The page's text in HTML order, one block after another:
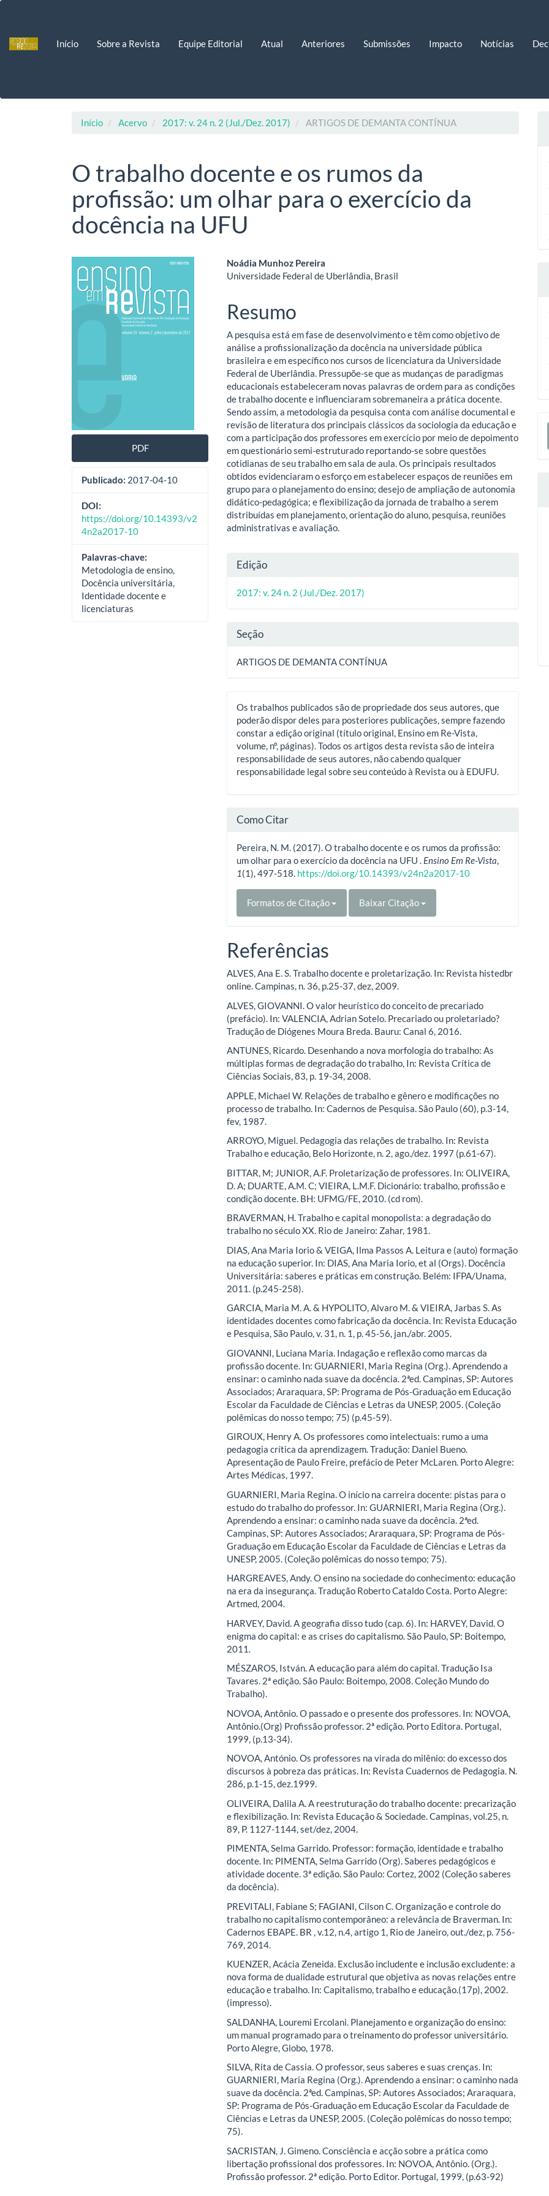
principalInício Sobre a Revista Equipe Editorial Atual Anteriores Submissões Impacto Notícias
Início Acervo 2017: v. 24 n. 2 (Jul./Dez. 2017) ARTIGOS DE DEMANTA CONTÍNUA
O trabalho docente e os rumos da
profissão: um olhar para o exercício da
docência na UFU
Barra
lateral
de
artigos
PDF
Publicado: 2017-04-10
DOI:
https://doi.org/10.14393/v2
4n2a2017-10
Palavras-chave:
Metodologia de ensino,
Docência universitária,
Identidade docente e
licenciaturas
Conteúdo
artigo
principal
Noádia Munhoz Pereira
Universidade Federal de Uberlândia, Brasil
Resumo
A pesquisa está em fase de desenvolvimento e têm como objetivo de
análise a profissionalização da docência na universidade pública
brasileira e em específico nos cursos de licenciatura da Universidade
Federal de Uberlândia. Pressupõe-se que as mudanças de paradigmas
educacionais estabeleceram novas palavras de ordem para as condições
de trabalho docente e influenciaram sobremaneira a prática docente.
Sendo assim, a metodologia da pesquisa conta com análise documental e
revisão de literatura dos principais clássicos da sociologia da educação e
com a participação dos professores em exercício por meio de depoimento
em questionário semi-estruturado reportando-se sobre questões
cotidianas de seu trabalho em sala de aula. Os principais resultados
obtidos evidenciaram o esforço em estabelecer espaços de reuniões em
grupo para o planejamento do ensino; desejo de ampliação de autonomia
didático-pedagógica; e flexibilização da jornada de trabalho a serem
distribuídas em planejamento, orientação do aluno, pesquisa, reuniões
administrativas e avaliação.
Detalhes
do
Edição
2017: v. 24 n. 2 (Jul./Dez. 2017)
Seção
ARTIGOS DE DEMANTA CONTÍNUA
Os trabalhos publicados são de propriedade dos seus autores, que
poderão dispor deles para posteriores publicações, sempre fazendo
constar a edição original (título original, Ensino em Re-Vista,
volume, nº, páginas). Todos os artigos desta revista são de inteira
responsabilidade de seus autores, não cabendo qualquer
responsabilidade legal sobre seu conteúdo à Revista ou à EDUFU.
Como Citar
Pereira, N. M. (2017). O trabalho docente e os rumos da profissão:
um olhar para o exercício da docência na UFU . Ensino Em Re-Vista
1(1), 497-518. https://doi.org/10.14393/v24n2a2017-10
Formatos de Citação Baixar Citação
Referências
ALVES, Ana E. S. Trabalho docente e proletarização. In: Revista histedbr
online. Campinas, n. 36, p.25-37, dez, 2009.
ALVES, GIOVANNI. O valor heurístico do conceito de precariado
(prefácio). In: VALENCIA, Adrian Sotelo. Precariado ou proletariado?
Tradução de Diógenes Moura Breda. Bauru: Canal 6, 2016.
ANTUNES, Ricardo. Desenhando a nova morfologia do trabalho: As
múltiplas formas de degradação do trabalho, In: Revista Crítica de
Ciências Sociais, 83, p. 19-34, 2008.
APPLE, Michael W. Relações de trabalho e gênero e modificações no
processo de trabalho. In: Cadernos de Pesquisa. São Paulo (60), p.3-14,
fev, 1987.
ARROYO, Miguel. Pedagogia das relações de trabalho. In: Revista
Trabalho e educação, Belo Horizonte, n. 2, ago./dez. 1997 (p.61-67).
BITTAR, M; JUNIOR, A.F. Proletarização de professores. In: OLIVEIRA,
D. A; DUARTE, A.M. C; VIEIRA, L.M.F. Dicionário: trabalho, profissão e
condição docente. BH: UFMG/FE, 2010. (cd rom).
BRAVERMAN, H. Trabalho e capital monopolista: a degradação do
trabalho no século XX. Rio de Janeiro: Zahar, 1981.
DIAS, Ana Maria Iorio & VEIGA, Ilma Passos A. Leitura e (auto) formação
na educação superior. In: DIAS, Ana Maria Iorio, et al (Orgs). Docência
Universitária: saberes e práticas em construção. Belém: IFPA/Unama,
2011. (p.245-258).
GARCIA, Maria M. A. & HYPOLITO, Alvaro M. & VIEIRA, Jarbas S. As
identidades docentes como fabricação da docência. In: Revista Educação
e Pesquisa, São Paulo, v. 31, n. 1, p. 45-56, jan./abr. 2005.
GIOVANNI, Luciana Maria. Indagação e reflexão como marcas da
profissão docente. In: GUARNIERI, Maria Regina (Org.). Aprendendo a
ensinar: o caminho nada suave da docência. 2ªed. Campinas, SP: Autores
Associados; Araraquara, SP: Programa de Pós-Graduação em Educação
Escolar da Faculdade de Ciências e Letras da UNESP, 2005. (Coleção
polêmicas do nosso tempo; 75) (p.45-59).
GIROUX, Henry A. Os professores como intelectuais: rumo a uma
pedagogia crítica da aprendizagem. Tradução: Daniel Bueno.
Apresentação de Paulo Freire, prefácio de Peter McLaren. Porto Alegre:
Artes Médicas, 1997.
GUARNIERI, Maria Regina. O início na carreira docente: pistas para o
estudo do trabalho do professor. In: GUARNIERI, Maria Regina (Org.).
Aprendendo a ensinar: o caminho nada suave da docência. 2ªed.
Campinas, SP: Autores Associados; Araraquara, SP: Programa de Pós-
Graduação em Educação Escolar da Faculdade de Ciências e Letras da
UNESP, 2005. (Coleção polêmicas do nosso tempo; 75).
HARGREAVES, Andy. O ensino na sociedade do conhecimento: educação
na era da insegurança. Tradução Roberto Cataldo Costa. Porto Alegre:
Artmed, 2004.
HARVEY, David. A geografia disso tudo (cap. 6). In: HARVEY, David. O
enigma do capital: e as crises do capitalismo. São Paulo, SP: Boitempo,
2011.
MÉSZAROS, István. A educação para além do capital. Tradução Isa
Tavares. 2ª edição. São Paulo: Boitempo, 2008. Coleção Mundo do
Trabalho).
NOVOA, Antônio. O passado e o presente dos professores. In: NOVOA,
Antônio.(Org) Profissão professor. 2ª edição. Porto Editora. Portugal,
1999, (p.13-34).
NOVOA, António. Os professores na virada do milênio: do excesso dos
discursos à pobreza das práticas. In: Revista Cuadernos de Pedagogia. N.
286, p.1-15, dez.1999.
OLIVEIRA, Dalila A. A reestruturação do trabalho docente: precarização
e flexibilização. In: Revista Educação & Sociedade. Campinas, vol.25, n.
89, P. 1127-1144, set/dez, 2004.
PIMENTA, Selma Garrido. Professor: formação, identidade e trabalho
docente. In: PIMENTA, Selma Garrido (Org). Saberes pedagógicos e
atividade docente. 3ª edição. São Paulo: Cortez, 2002 (Coleção saberes
da docência).
PREVITALI, Fabiane S; FAGIANI, Cilson C. Organização e controle do
trabalho no capitalismo contemporâneo: a relevância de Braverman. In:
Cadernos EBAPE. BR , v.12, n.4, artigo 1, Rio de Janeiro, out./dez, p. 756-
769, 2014.
KUENZER, Acácia Zeneida. Exclusão includente e inclusão excludente: a
nova forma de dualidade estrutural que objetiva as novas relações entre
educação e trabalho. In: Capitalismo, trabalho e educação.(17p), 2002.
(impresso).
SALDANHA, Louremi Ercolani. Planejamento e organização do ensino:
um manual programado para o treinamento do professor universitário.
Porto Alegre, Globo, 1978.
SILVA, Rita de Cassia. O professor, seus saberes e suas crenças. In:
GUARNIERI, Maria Regina (Org.). Aprendendo a ensinar: o caminho nada
suave da docência. 2ªed. Campinas, SP: Autores Associados; Araraquara,
SP: Programa de Pós-Graduação em Educação Escolar da Faculdade de
Ciências e Letras da UNESP, 2005. (Coleção polêmicas do nosso tempo;
75).
SACRISTAN, J. Gimeno. Consciência e acção sobre a prática como
libertação profissional dos professores. In: NOVOA, Antônio. (Org.).
Profissão professor. 2ª edição. Porto Editor. Portugal, 1999, (p.63-92)